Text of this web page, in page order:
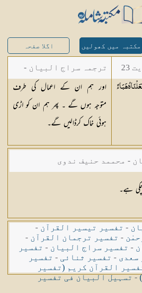
مکتبہ میں کھولیں اگلا صفحہ
هَبَاءً
ترجمہ سراج البیان -
مستفاد از ترجمتین
شاہ عبدالقادر دھلوی/
اور ہم ان کے اعمال کی طرف
متوجہ ہوں گے ۔ پھر ہم ان کو اڑی
ہوئی خاک کرڈالیں گے۔
- محممد حنیف ندوی
ہے۔
- تفسیر تیسیر القرآن -
- تفسیر ترجمان القرآن -
- تفسیر سراج البیان - تفسیر
سعدی - تفسیر ثنائی - تفسیر
القرآن کریم (تفسیر
-تسہیل البیان فی تفسیر